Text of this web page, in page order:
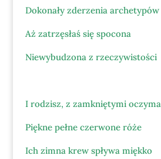
Dokonały zderzenia archetypów
Aż zatrzęsłaś się spocona
Niewybudzona z rzeczywistości
I rodzisz, z zamkniętymi oczyma
Piękne pełne czerwone róże
Ich zimna krew spływa miękko